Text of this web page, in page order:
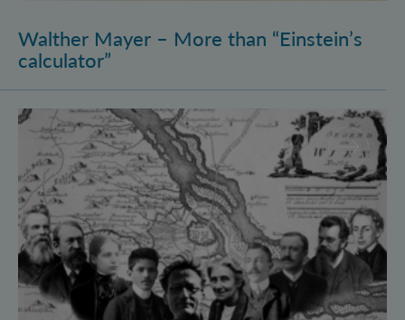
Walther Mayer – More than “Einstein’s
calculator”
Philosophysics: the (pre-)history of quantum